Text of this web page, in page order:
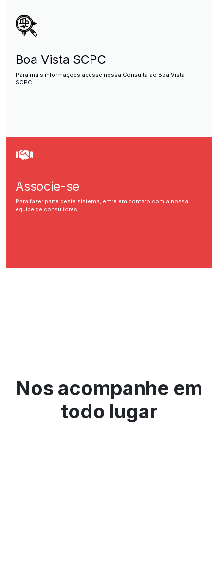
Boa Vista SCPC
Para mais informações acesse nossa Consulta ao Boa Vista
SCPC
Associe-se
Para fazer parte deste sistema, entre em contato com a nossa
equipe de consultores.
Nos acompanhe em
todo lugar